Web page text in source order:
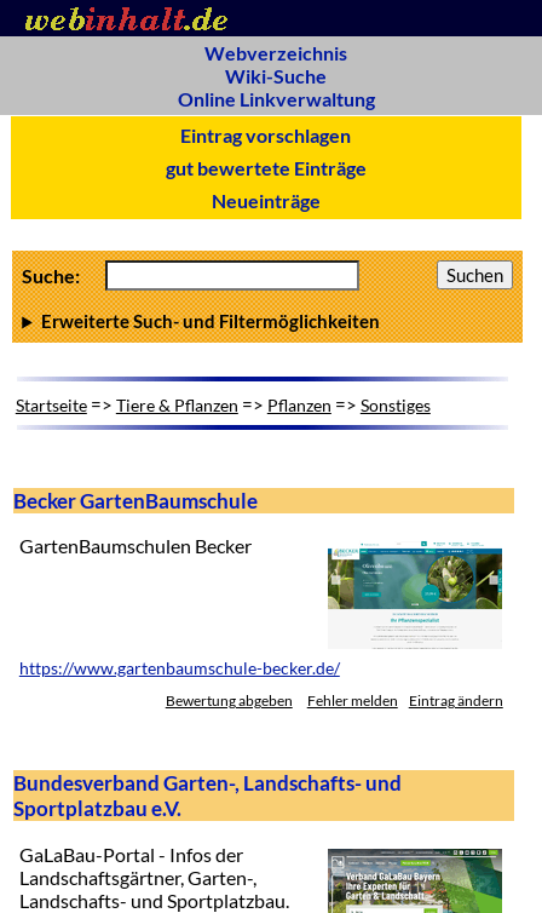
Webverzeichnis
Wiki-Suche
Online Linkverwaltung
Eintrag vorschlagen
gut bewertete Einträge
Neueinträge
Suche:
Erweiterte Such- und Filtermöglichkeiten
Startseite=> Tiere & Pflanzen => Pflanzen => Sonstiges
Becker GartenBaumschule
GartenBaumschulen Becker
https://www.gartenbaumschule-becker.de/
Bewertung abgeben Fehler melden Eintrag ändern
Bundesverband Garten-, Landschafts- und
Sportplatzbau e.V.
GaLaBau-Portal - Infos der
Landschaftsgärtner, Garten-,
Landschafts- und Sportplatzbau.